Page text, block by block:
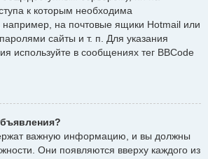
к которым необходима
например, на почтовые ящики Hotmail или
сайты и т. п. Для указания
используйте в сообщениях тег BBCode
важную информацию, и вы должны
Они появляются вверху каждого из